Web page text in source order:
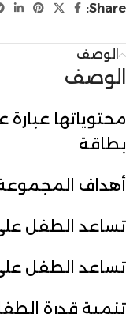
Share:
الوصف
الوصف
بطاقة
أهداف
تساعد الطفل
تساعد الطفل على
تنمية قدرة